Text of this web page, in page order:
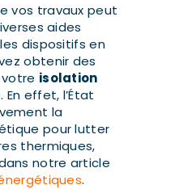
vos travaux peut
aides
dispositifs en
obtenir des
isolation
. En effet, l’État
la
pour lutter
thermiques,
notre article
.